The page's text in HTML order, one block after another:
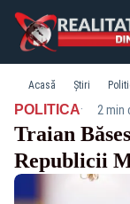
Acasă Știri
POLITICA· 2 min
Traian
Republicii